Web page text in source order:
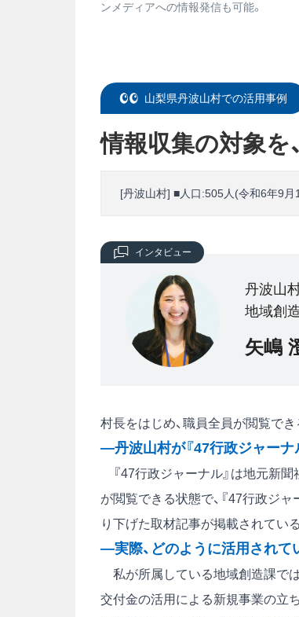
ンメディアへの情報発信も可能。
山梨県丹波山村での活用事例
情報収集の対象を
[丹波山村] ■人口:505人(令和6年9
インタビュー
丹波山
地域創
矢嶋
村長をはじめ、職員全員が閲覧で
―丹波山村が『47行政ジャーナ
『47行政ジャーナル』は地元新
が閲覧できる状態で、『47行政ジ
り下げた取材記事が掲載されてい
―実際、どのように活用されて
私が所属している地域創造課では
交付金の活用による新規事業の立